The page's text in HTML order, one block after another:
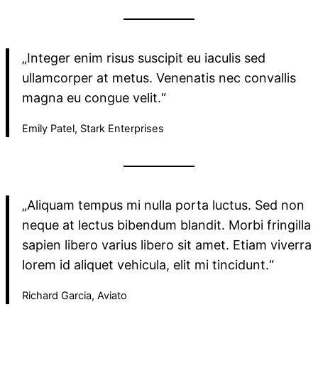
„Integer enim risus suscipit eu iaculis sed
ullamcorper at metus. Venenatis nec convallis
magna eu congue velit.“
Emily Patel, Stark Enterprises
„Aliquam tempus mi nulla porta luctus. Sed non
neque at lectus bibendum blandit. Morbi fringilla
sapien libero varius libero sit amet. Etiam viverra
lorem id aliquet vehicula, elit mi tincidunt.“
Richard Garcia, Aviato